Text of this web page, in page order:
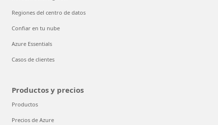
Regiones del centro de datos
Confiar en tu nube
Azure Essentials
Casos de clientes
Productos y precios
Productos
Precios de Azure